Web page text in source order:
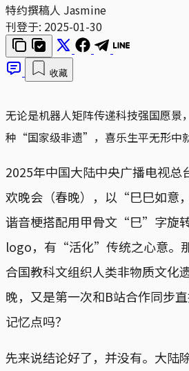
特约撰稿人 Jasmine
刊登于: 2025-01-30
收藏
无论是机器人矩阵传递科技强国愿景
种“国家级非遗”，喜乐生平无形中
2025年中国大陆中央广播电视总
欢晚会（春晚），以“巳巳如意
谐音梗搭配用甲骨文“巳”字旋
logo，有“活化”传统之心意。
合国教科文组织人类非物质文化
晚，又是第一次和B站合作同步
记忆点吗？
先来说结论好了，并没有。大陆